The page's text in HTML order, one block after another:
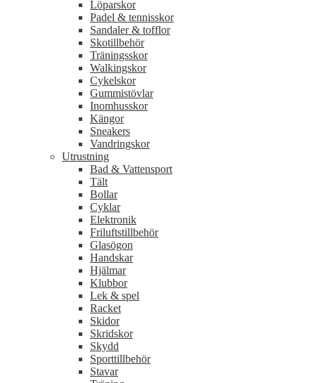
Löparskor
Padel & tennisskor
Sandaler & tofflor
Skotillbehör
Träningsskor
Walkingskor
Cykelskor
Gummistövlar
Inomhusskor
Kängor
Sneakers
Vandringskor
Utrustning
Bad & Vattensport
Tält
Bollar
Cyklar
Elektronik
Friluftstillbehör
Glasögon
Handskar
Hjälmar
Klubbor
Lek & spel
Racket
Skidor
Skridskor
Skydd
Sporttillbehör
Stavar